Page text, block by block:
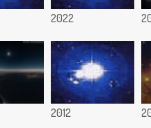
2022
2012